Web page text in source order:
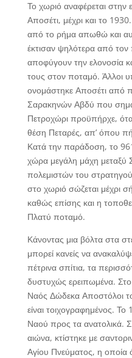
Το χωριό αναφέρεται
Αποσέτι, μέχρι και το
από το ρήμα απωθώ και
έκτισαν ψηλότερα από
αποφύγουν την ελονοσία
τους στον ποταμό. Άλλοι
ονομάστηκε Αποσέτι από
Σαρακηνών Αβδύ που
Πετροχώρι προϋπήρχε,
θέση Πεταρές, απ’ όπου
Κατά την παράδοση, το
χώρα μεγάλη μάχη μεταξύ
πολεμιστών του
στο χωριό σώζεται μέχρι
καθώς επίσης και η
Πλατύ ποταμό.
Κάνοντας μια βόλτα στα
μπορεί κανείς να
πέτρινα σπίτια, τα
δυστυχώς ερειπωμένα. Στο
Ναός Δώδεκα Αποστόλοι
είναι τοιχογραφημένος. Το
Ναού προς τα ανατολικά.
αιώνα, κτίστηκε με
Αγίου Πνεύματος, η